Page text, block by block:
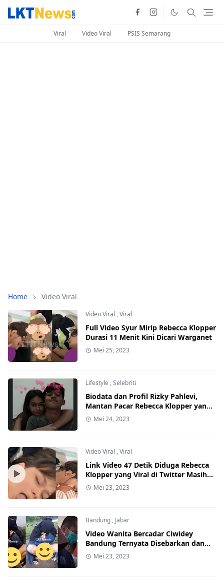
Viral Video Viral PSIS Semarang
Home Video Viral
Video Viral ,Viral
Full Video Syur Mirip Rebecca Klopper
Durasi 11 Menit Kini Dicari Warganet
Mei 25, 2023
Lifestyle ,Selebriti
Biodata dan Profil Rizky Pahlevi,
Mantan Pacar Rebecca Klopper yang
Diduga Sebarkan Video Syur 47 Detik
Mei 24, 2023
Video Viral ,Viral
Link Video 47 Detik Diduga Rebecca
Klopper yang Viral di Twitter Masih
Diburu Warganet
Mei 23, 2023
Bandung, Jabar
Video Wanita Bercadar Ciwidey
Bandung Ternyata Disebarkan dan
Dijual Suaminya Sendiri
Mei 23, 2023